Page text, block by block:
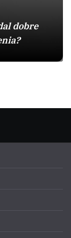
dobre